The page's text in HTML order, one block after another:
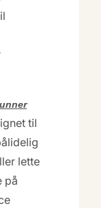
til
lette
på